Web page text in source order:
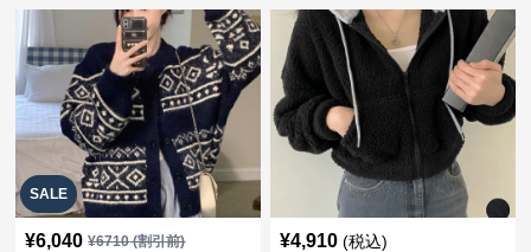
SALE
¥6,040 ¥6710(割引前) ¥4,910 (税込)